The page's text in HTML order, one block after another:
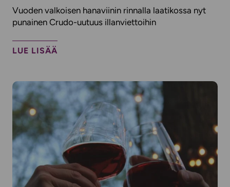
Vuoden valkoisen hanaviinin rinnalla laatikossa nyt
punainen Crudo-uutuus illanviettoihin
LUE LISÄÄ